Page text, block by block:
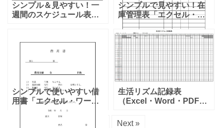
シンプル＆見やすい！一
週間のスケジュール表
型のテンプレートとなり
ます。一週間の予定を立
てる時に日別＆時間別に
予定を
シンプルで見やすい！在
庫管理表「エクセル・ワ
ード」手書き用のA4サイ
ズPDFのテンプレートで
す。エクセルとワードは
項目編集が可能となり、
エクセルで管理すると関
数
シンプルで使いやすい借
用書「エクセル・ワー
ド・金利、借用金額、返
済方法」のテンプレート
生活リズム記録表
（Excel・Word・PDF）
の場合はPDFを利用する
1 Next »